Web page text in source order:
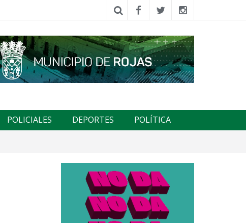
POLICIALES DEPORTES POLÍTICA